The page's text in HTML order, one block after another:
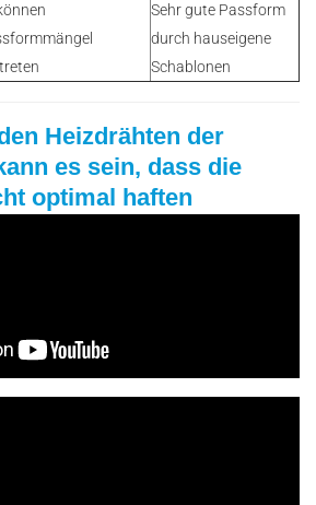
Sehr gute Passform
durch hauseigene
Schablonen
Heizdrähten der
es sein, dass die
optimal haften